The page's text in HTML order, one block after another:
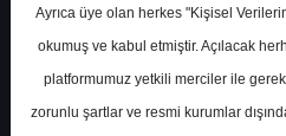
1
Ayrıca üye olan herkes "Kişisel
okumuş ve kabul etmiştir. Açılacak
platformumuz yetkili merciler ile
zorunlu şartlar ve resmi kurumlar